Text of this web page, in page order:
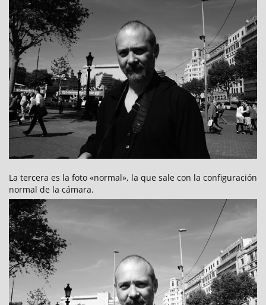
La tercera es la foto «normal», la que sale con la configuración
normal de la cámara.